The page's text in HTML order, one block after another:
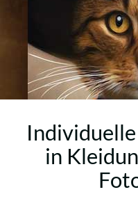
in